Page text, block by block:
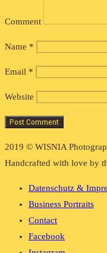
Comment
Name *
Email *
Website
2019 © WISNIA
Handcrafted with love by
Datenschutz &
Business Portraits
Contact
Facebook